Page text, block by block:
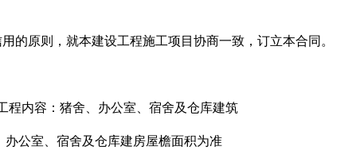
的原则，就本建设工程施工项目协商一致，订立本合同。
程内容：猪舍、办公室、宿舍及仓库建筑
公室、宿舍及仓库建房屋檐面积为准